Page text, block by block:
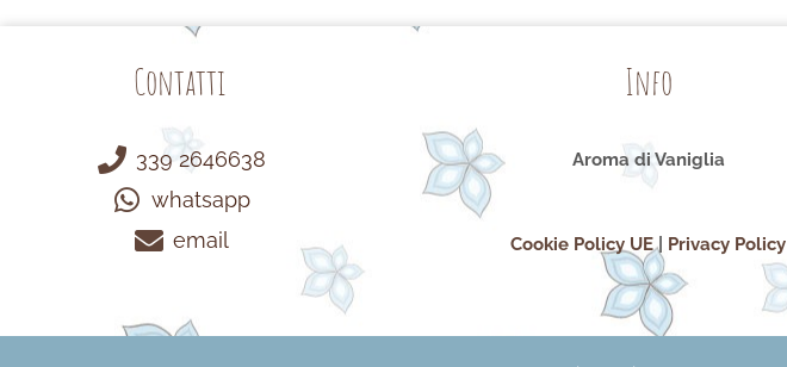
Contatti
339 2646638
whatsapp
email
Info
Aroma di Vaniglia
Cookie Policy UE| Privacy Policy